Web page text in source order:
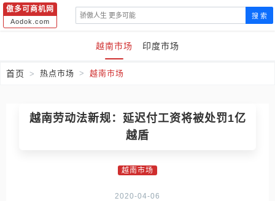
傲多可商机网
Aodok.com
搜 索
越南市场 印度市场
首页 热点市场 越南市场
越南劳动法新规：延迟付工资将被处罚1亿
越盾
越南市场
2020-04-06